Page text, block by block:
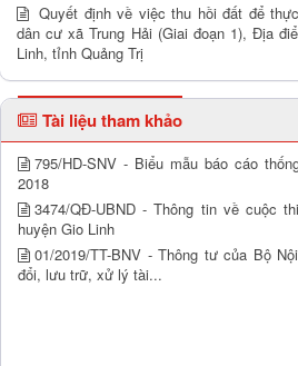
Quyết định về việc thu hồi đất để
dân cư xã Trung Hải (Giai đoạn 1), Địa
Linh, tỉnh Quảng Trị
Tài liệu tham khảo
795/HD-SNV - Biểu mẫu báo cáo
2018
3474/QĐ-UBND - Thông tin về cuộc
huyện Gio Linh
01/2019/TT-BNV - Thông tư của Bộ
đổi, lưu trữ, xử lý tài...